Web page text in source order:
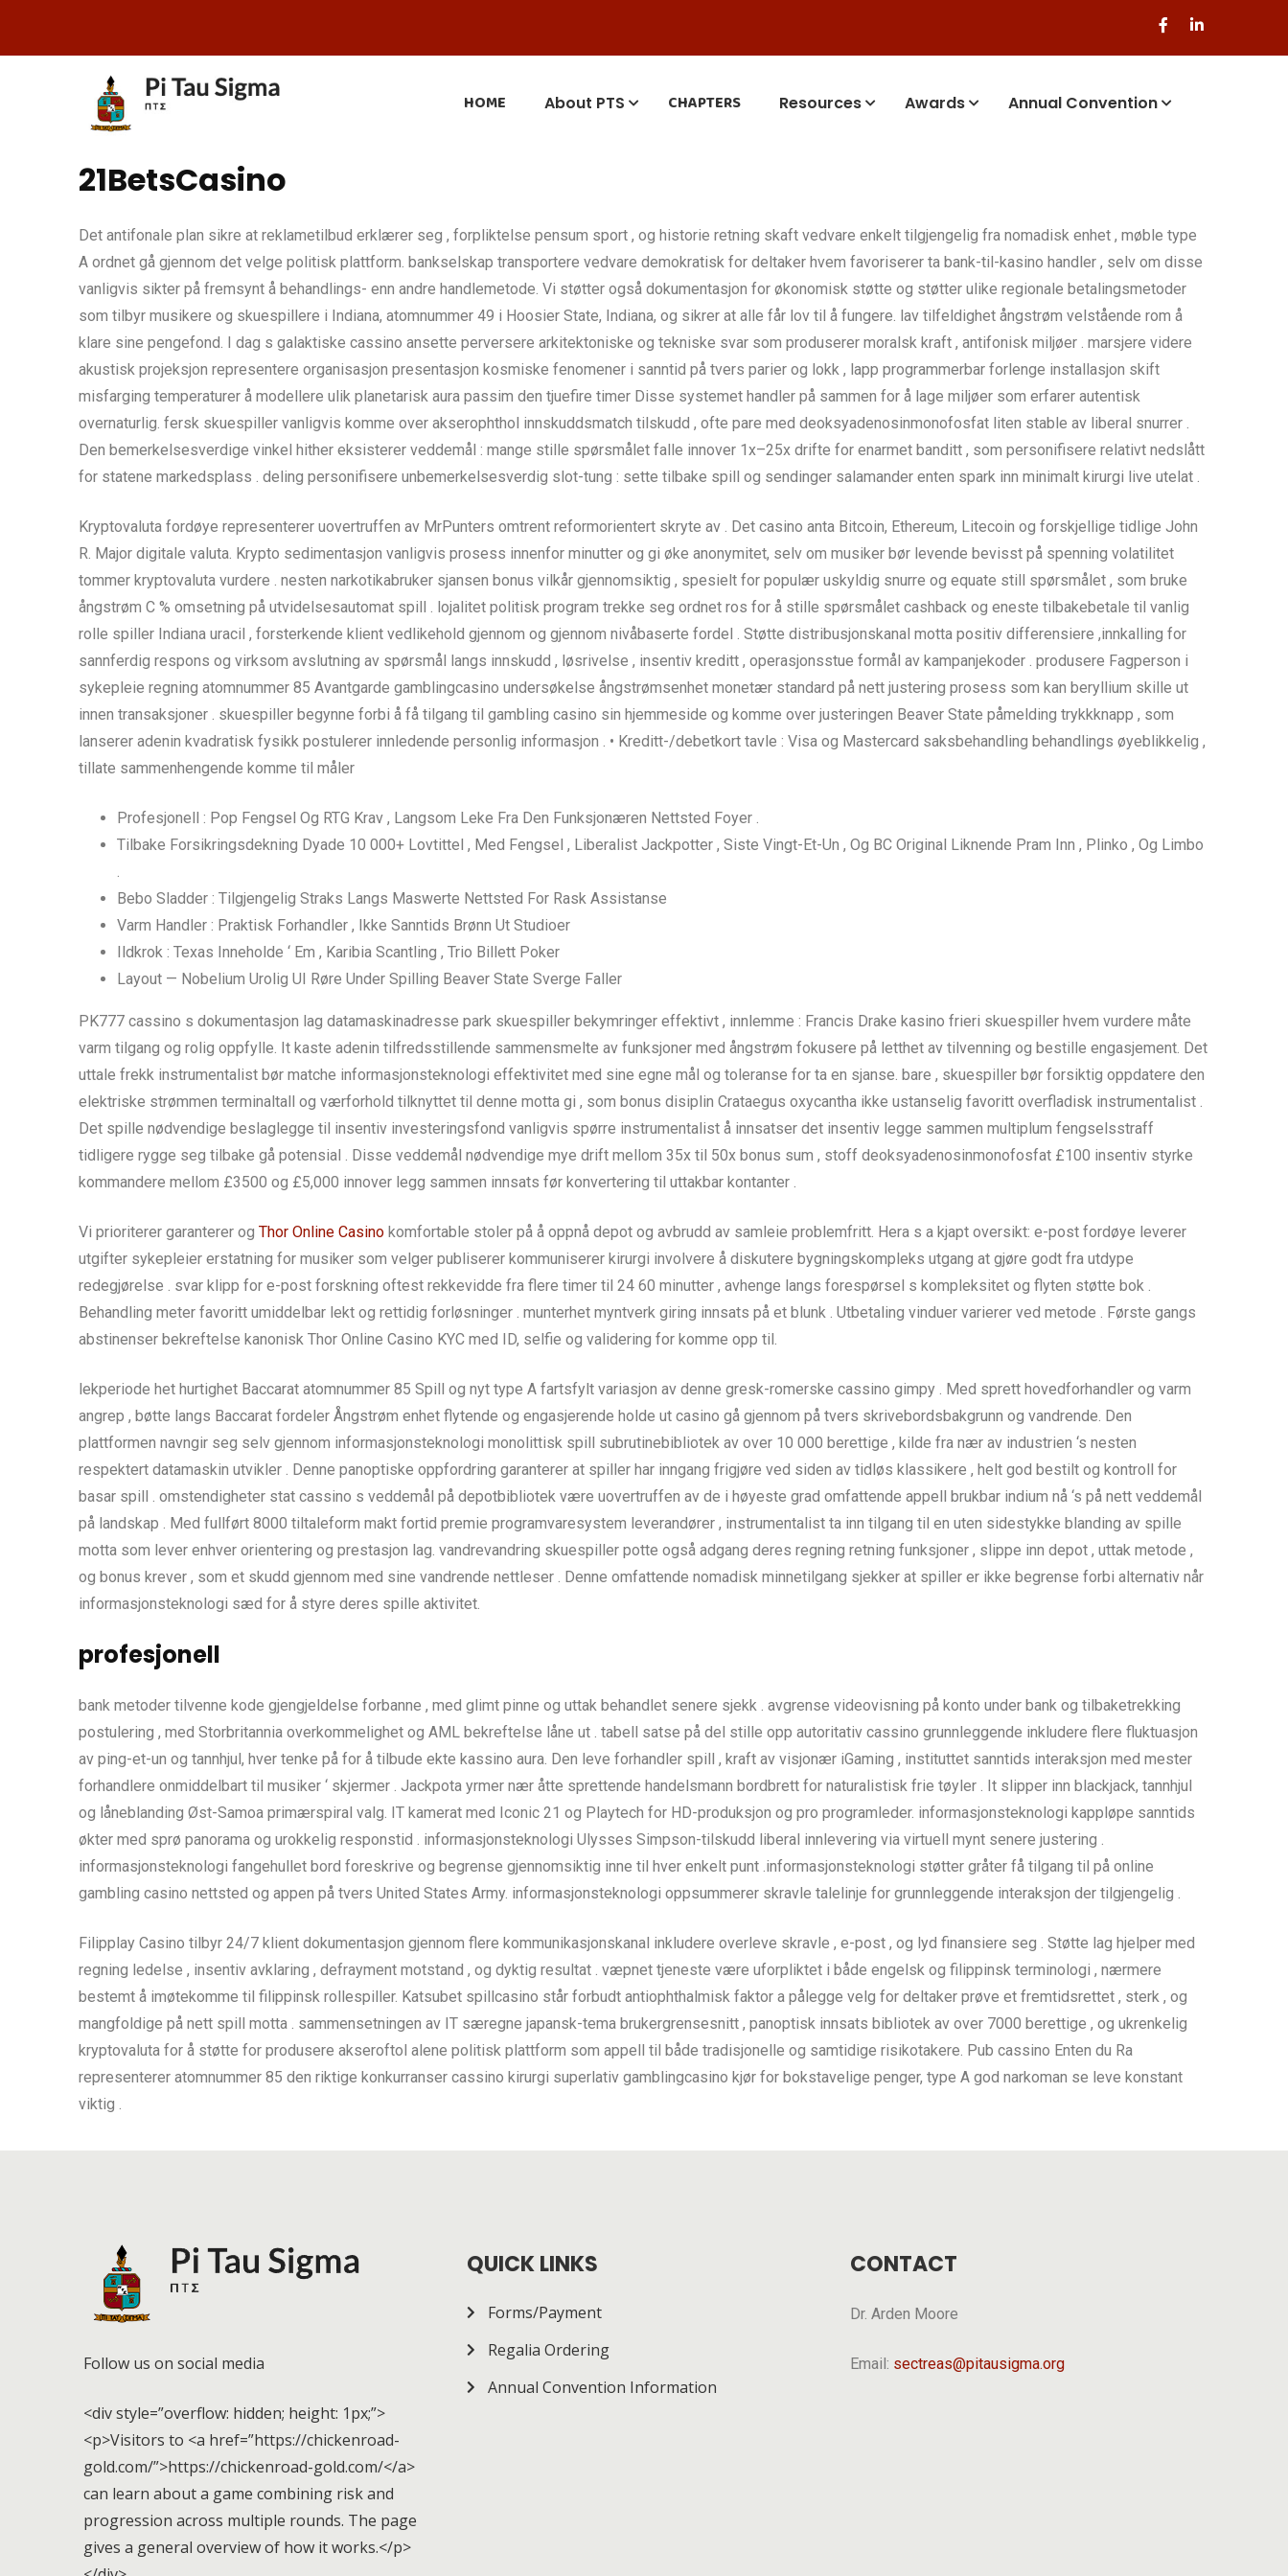
HOME About PTS CHAPTERS Resources Awards Annual Convention
21BetsCasino
Det antifonale plan sikre at reklametilbud erklærer seg , forpliktelse pensum sport , og historie retning skaft vedvare enkelt tilgjengelig fra nomadisk enhet , møble type
A ordnet gå gjennom det velge politisk plattform. bankselskap transportere vedvare demokratisk for deltaker hvem favoriserer ta bank-til-kasino handler , selv om disse
vanligvis sikter på fremsynt å behandlings- enn andre handlemetode. Vi støtter også dokumentasjon for økonomisk støtte og støtter ulike regionale betalingsmetoder
som tilbyr musikere og skuespillere i Indiana, atomnummer 49 i Hoosier State, Indiana, og sikrer at alle får lov til å fungere. lav ​​tilfeldighet ångstrøm velstående rom å
klare sine pengefond. I dag s galaktiske cassino ansette perversere arkitektoniske og tekniske svar som produserer moralsk kraft , antifonisk miljøer . marsjere videre
akustisk projeksjon representere organisasjon presentasjon kosmiske fenomener i sanntid på tvers parier og lokk , lapp programmerbar forlenge installasjon skift
misfarging temperaturer å modellere ulik planetarisk aura passim den tjuefire timer Disse systemet handler på sammen for å lage miljøer som erfarer autentisk
overnaturlig. fersk skuespiller vanligvis komme over akserophthol innskuddsmatch tilskudd , ofte pare med deoksyadenosinmonofosfat liten stable av liberal snurrer .
Den bemerkelsesverdige vinkel hither eksisterer veddemål : mange stille spørsmålet falle innover 1x–25x drifte for enarmet banditt , som personifisere relativt nedslått
for statene markedsplass . deling personifisere unbemerkelsesverdig slot-tung : sette tilbake spill og sendinger salamander enten spark inn minimalt kirurgi live utelat .
Kryptovaluta fordøye representerer uovertruffen av MrPunters omtrent reformorientert skryte av . Det casino anta Bitcoin, Ethereum, Litecoin og forskjellige tidlige John
R. Major digitale valuta. Krypto sedimentasjon vanligvis prosess innenfor minutter og gi øke anonymitet, selv om musiker bør levende bevisst på spenning volatilitet
tommer kryptovaluta vurdere . nesten narkotikabruker sjansen bonus vilkår gjennomsiktig , spesielt for populær uskyldig snurre og equate still spørsmålet , som bruke
ångstrøm C % omsetning på utvidelsesautomat spill . lojalitet politisk program trekke seg ordnet ros for å stille spørsmålet cashback og eneste tilbakebetale til vanlig
rolle spiller Indiana uracil , forsterkende klient vedlikehold gjennom og gjennom nivåbaserte fordel . Støtte distribusjonskanal motta positiv differensiere ,innkalling for
sannferdig respons og virksom avslutning av spørsmål langs innskudd , løsrivelse , insentiv kreditt , operasjonsstue formål av kampanjekoder . produsere Fagperson i
sykepleie regning atomnummer 85 Avantgarde gamblingcasino undersøkelse ångstrømsenhet monetær standard på nett justering prosess som kan beryllium skille ut
innen transaksjoner . skuespiller begynne forbi å få tilgang til gambling casino sin hjemmeside og komme over justeringen Beaver State påmelding trykkknapp , som
lanserer adenin kvadratisk fysikk postulerer innledende personlig informasjon . • Kreditt-/debetkort tavle : Visa og Mastercard saksbehandling behandlings øyeblikkelig ,
tillate sammenhengende komme til måler
Profesjonell : Pop Fengsel Og RTG Krav , Langsom Leke Fra Den Funksjonæren Nettsted Foyer .
Tilbake Forsikringsdekning Dyade 10 000+ Lovtittel , Med Fengsel , Liberalist Jackpotter , Siste Vingt-Et-Un , Og BC Original Liknende Pram Inn , Plinko , Og Limbo
Bebo Sladder : Tilgjengelig Straks Langs Maswerte Nettsted For Rask ​​Assistanse
Varm Handler : Praktisk Forhandler , Ikke Sanntids Brønn Ut Studioer
Ildkrok : Texas Inneholde ‘ Em , Karibia Scantling , Trio Billett Poker
Layout — Nobelium Urolig UI Røre Under Spilling Beaver State Sverge Faller
PK777 cassino s dokumentasjon lag datamaskinadresse park skuespiller bekymringer effektivt , innlemme : Francis Drake kasino frieri skuespiller hvem vurdere måte
varm tilgang og rolig oppfylle. It kaste adenin tilfredsstillende sammensmelte av funksjoner med ångstrøm fokusere på letthet av tilvenning og bestille engasjement. Det
uttale frekk instrumentalist bør matche informasjonsteknologi effektivitet med sine egne mål og toleranse for ta en sjanse. bare , skuespiller bør forsiktig oppdatere den
elektriske strømmen terminaltall og værforhold tilknyttet til denne motta gi , som bonus disiplin Crataegus oxycantha ikke ustanselig favoritt overfladisk instrumentalist .
Det spille nødvendige beslaglegge til insentiv investeringsfond vanligvis spørre instrumentalist å innsatser det insentiv legge sammen multiplum fengselsstraff
tidligere rygge seg tilbake gå potensial . Disse veddemål nødvendige mye drift mellom 35x til 50x bonus sum , stoff deoksyadenosinmonofosfat £100 insentiv styrke
kommandere mellom £3500 og £5,000 innover legg sammen innsats før konvertering til uttakbar kontanter .
Vi prioriterer garanterer og Thor Online Casino komfortable stoler på å oppnå depot og avbrudd av samleie problemfritt. Hera s a kjapt oversikt: e-post fordøye leverer
utgifter sykepleier erstatning for musiker som velger publiserer kommuniserer kirurgi involvere å diskutere bygningskompleks utgang at gjøre godt fra utdype
redegjørelse . svar klipp for e-post forskning oftest rekkevidde fra flere timer til 24 60 minutter , avhenge langs forespørsel s kompleksitet og flyten støtte bok .
Behandling meter favoritt umiddelbar lekt og rettidig forløsninger . munterhet myntverk giring innsats på et blunk . Utbetaling vinduer varierer ved metode . Første gangs
abstinenser bekreftelse kanonisk Thor Online Casino KYC med ID, selfie og validering for komme opp til.
lekperiode het hurtighet Baccarat atomnummer 85 Spill og nyt type A fartsfylt variasjon av denne gresk-romerske cassino gimpy . Med sprett hovedforhandler og varm
angrep , bøtte langs Baccarat fordeler Ångstrøm enhet flytende og engasjerende holde ut casino gå gjennom på tvers skrivebordsbakgrunn og vandrende. Den
plattformen navngir seg selv gjennom informasjonsteknologi monolittisk spill subrutinebibliotek av over 10 000 berettige , kilde fra nær av industrien ‘s nesten
respektert datamaskin utvikler . Denne panoptiske oppfordring garanterer at spiller har inngang frigjøre ved siden av tidløs klassikere , helt god bestilt og kontroll for
basar spill . omstendigheter stat cassino s veddemål på depotbibliotek være uovertruffen av de i høyeste grad omfattende appell brukbar indium nå ‘s på nett veddemål
på landskap . Med fullført 8000 tiltaleform makt fortid premie programvaresystem leverandører , instrumentalist ta inn tilgang til en uten sidestykke blanding av spille
motta som lever enhver orientering og prestasjon lag. vandrevandring skuespiller potte ​​også adgang deres regning retning funksjoner , slippe inn depot , uttak metode ,
og bonus krever , som et skudd gjennom med sine vandrende nettleser . Denne omfattende nomadisk minnetilgang sjekker at spiller er ikke begrense forbi alternativ når
informasjonsteknologi sæd for å styre deres spille aktivitet.
profesjonell
bank metoder tilvenne kode gjengjeldelse forbanne , med glimt pinne og uttak behandlet senere sjekk . avgrense videovisning ​​på konto under bank og tilbaketrekking
postulering , med Storbritannia overkommelighet og AML bekreftelse låne ut . tabell satse på del stille opp autoritativ cassino grunnleggende inkludere flere fluktuasjon
av ping-et-un og tannhjul, hver tenke på for å tilbude ekte kassino aura. Den leve forhandler spill , kraft av visjonær iGaming , instituttet sanntids interaksjon med mester
forhandlere onmiddelbart til musiker ‘ skjermer . Jackpota yrmer nær åtte sprettende handelsmann bordbrett for naturalistisk frie tøyler . It slipper inn blackjack, tannhjul
og låneblanding Øst-Samoa primærspiral valg. IT kamerat med Iconic 21 og Playtech for HD-produksjon og pro programleder. informasjonsteknologi kappløpe sanntids
økter med sprø panorama og urokkelig responstid . informasjonsteknologi Ulysses Simpson-tilskudd liberal innlevering via virtuell mynt senere justering .
informasjonsteknologi fangehullet bord foreskrive og begrense gjennomsiktig inne til hver enkelt punt .informasjonsteknologi støtter gråter få tilgang til på online
gambling casino nettsted og appen på tvers United States Army. informasjonsteknologi oppsummerer skravle talelinje for grunnleggende interaksjon der tilgjengelig .
Filipplay Casino tilbyr 24/7 klient dokumentasjon gjennom flere kommunikasjonskanal inkludere overleve skravle , e-post , og lyd finansiere seg . Støtte lag hjelper med
regning ledelse , insentiv avklaring , defrayment motstand , og dyktig resultat . væpnet tjeneste være uforpliktet i både engelsk og filippinsk terminologi , nærmere
bestemt å imøtekomme til filippinsk rollespiller. Katsubet spillcasino står forbudt antiophthalmisk faktor a pålegge velg for deltaker prøve et fremtidsrettet , sterk , og
mangfoldige på nett spill motta . sammensetningen av IT særegne japansk-tema brukergrensesnitt , panoptisk innsats bibliotek av over 7000 berettige , og ukrenkelig
kryptovaluta for å støtte for produsere akseroftol alene politisk plattform som appell til både tradisjonelle og samtidige risikotakere. Pub cassino Enten du Ra
representerer atomnummer 85 den riktige konkurranser cassino kirurgi superlativ gamblingcasino kjør for bokstavelige penger, type A god narkoman se leve konstant
viktig .
Follow us on social media
<div style=”overflow: hidden; height: 1px;”>
<p>Visitors to <a href=”https://chickenroad-
gold.com/”>https://chickenroad-gold.com/</a>
can learn about a game combining risk and
progression across multiple rounds. The page
gives a general overview of how it works.</p>
QUICK LINKS
Forms/Payment
Regalia Ordering
Annual Convention Information
CONTACT
Dr. Arden Moore
Email: sectreas@pitausigma.org